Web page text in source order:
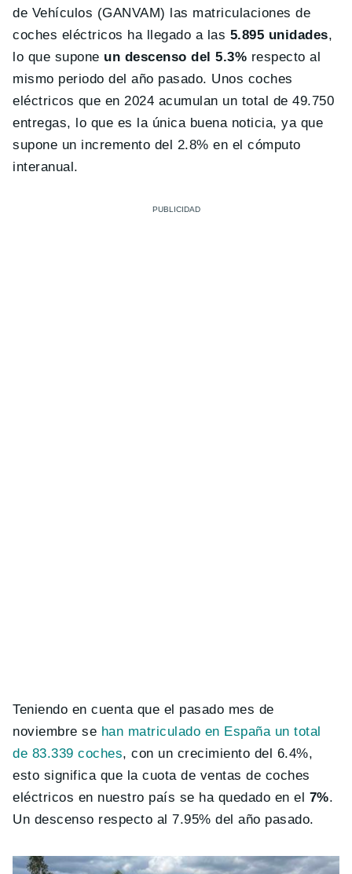
de Vehículos (GANVAM) las matriculaciones de
coches eléctricos ha llegado a las 5.895 unidades,
lo que supone un descenso del 5.3% respecto al
mismo periodo del año pasado. Unos coches
eléctricos que en 2024 acumulan un total de 49.750
entregas, lo que es la única buena noticia, ya que
supone un incremento del 2.8% en el cómputo
interanual.
Teniendo en cuenta que el pasado mes de
noviembre se han matriculado en España un total
de 83.339 coches, con un crecimiento del 6.4%,
esto significa que la cuota de ventas de coches
eléctricos en nuestro país se ha quedado en el 7%.
Un descenso respecto al 7.95% del año pasado.